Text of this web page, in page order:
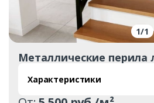
1/1
Металлические
Характеристики